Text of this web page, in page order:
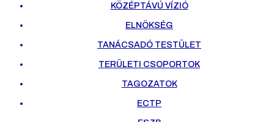
KÖZÉPTÁVÚ VÍZIÓ
ELNÖKSÉG
TANÁCSADÓ TESTÜLET
TERÜLETI CSOPORTOK
TAGOZATOK
ECTP